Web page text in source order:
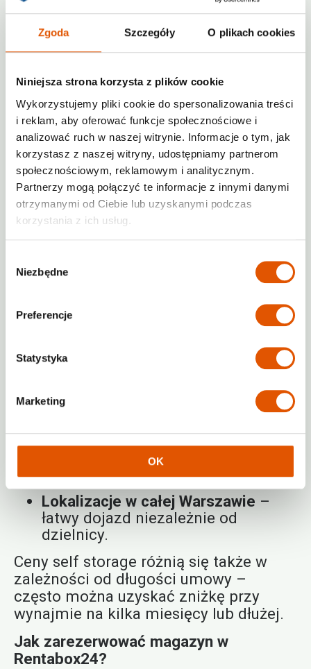
Zgoda Szczegóły O plikach cookies
Niniejsza strona korzysta z plików cookie
Wykorzystujemy pliki cookie do spersonalizowania treści
i reklam, aby oferować funkcje społecznościowe i
analizować ruch w naszej witrynie. Informacje o tym, jak
korzystasz z naszej witryny, udostępniamy partnerom
społecznościowym, reklamowym i analitycznym.
Partnerzy mogą połączyć te informacje z innymi danymi
otrzymanymi od Ciebie lub uzyskanymi podczas
korzystania z ich usług.
zgody
Niezbędne
Preferencje
Statystyka
Marketing
OK
Dodatkowe udogodnienia–
monitoring, klimatyzacja, kontrola
wilgoci itp
Rentabox24 – konkurencyjne ceny i
pełna elastyczność
Doskonałym przykładem usługi self
storage, która łączy korzystne ceny z
wysoką jakością, jestRentabox24.
Firma oferuje nowoczesne, bezpieczne
magazyny dostępne przez całą dobę –
idealne zarówno dla osób prywatnych,
Dlaczego Rentabox24 to dobry wybór?
płacisz, bez ukrytych kosztów,
1–2 m² po większe magazyny do
11 m²,
– pełna swoboda
korzystania, kiedy tylko
Wysoki poziom zabezpieczeń–
monitoring, kod dostępu, zamki
elektroniczne,
Lokalizacje w całej Warszawie –
łatwy dojazd niezależnie od
dzielnicy.
Ceny self storage różnią się także w
zależności od długości umowy –
często można uzyskać zniżkę przy
wynajmie na kilka miesięcy lub dłużej.
Jak zarezerwować magazyn w
Rentabox24?